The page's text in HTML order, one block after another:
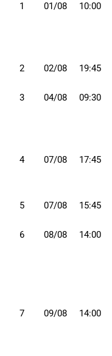
1 01/08 10:00
2 02/08 19:45
3 04/08 09:30
4 07/08 17:45
5 07/08 15:45
6 08/08 14:00
7 09/08 14:00